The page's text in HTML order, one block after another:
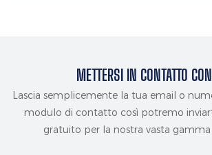
METTERSI IN CONTATTO
Lascia semplicemente la tua email o
modulo di contatto così potremo
gratuito per la nostra vasta